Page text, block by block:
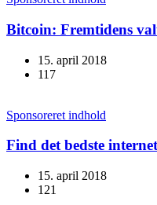
Bitcoin: Fremtidens
15. april 2018
117
Sponsoreret indhold
Find det bedste
15. april 2018
121